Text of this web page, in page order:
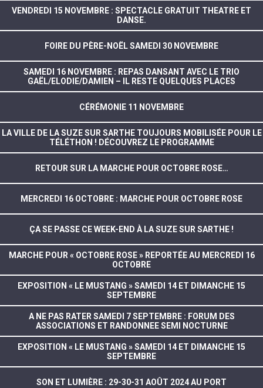
VENDREDI 15 NOVEMBRE : SPECTACLE GRATUIT THEATRE ET
DANSE.
FOIRE DU PÈRE-NOËL SAMEDI 30 NOVEMBRE
SAMEDI 16 NOVEMBRE : REPAS DANSANT AVEC LE TRIO
GAËL/ELODIE/DAMIEN – IL RESTE QUELQUES PLACES
CÉRÉMONIE 11 NOVEMBRE
LA VILLE DE LA SUZE SUR SARTHE TOUJOURS MOBILISÉE POUR LE
TÉLÉTHON ! DÉCOUVREZ LE PROGRAMME
RETOUR SUR LA MARCHE POUR OCTOBRE ROSE…
MERCREDI 16 OCTOBRE : MARCHE POUR OCTOBRE ROSE
ÇA SE PASSE CE WEEK-END À LA SUZE SUR SARTHE !
MARCHE POUR « OCTOBRE ROSE » REPORTÉE AU MERCREDI 16
OCTOBRE
EXPOSITION « LE MUSTANG » SAMEDI 14 ET DIMANCHE 15
SEPTEMBRE
A NE PAS RATER SAMEDI 7 SEPTEMBRE : FORUM DES
ASSOCIATIONS ET RANDONNEE SEMI NOCTURNE
EXPOSITION « LE MUSTANG » SAMEDI 14 ET DIMANCHE 15
SEPTEMBRE
SON ET LUMIÈRE : 29-30-31 AOÛT 2024 AU PORT